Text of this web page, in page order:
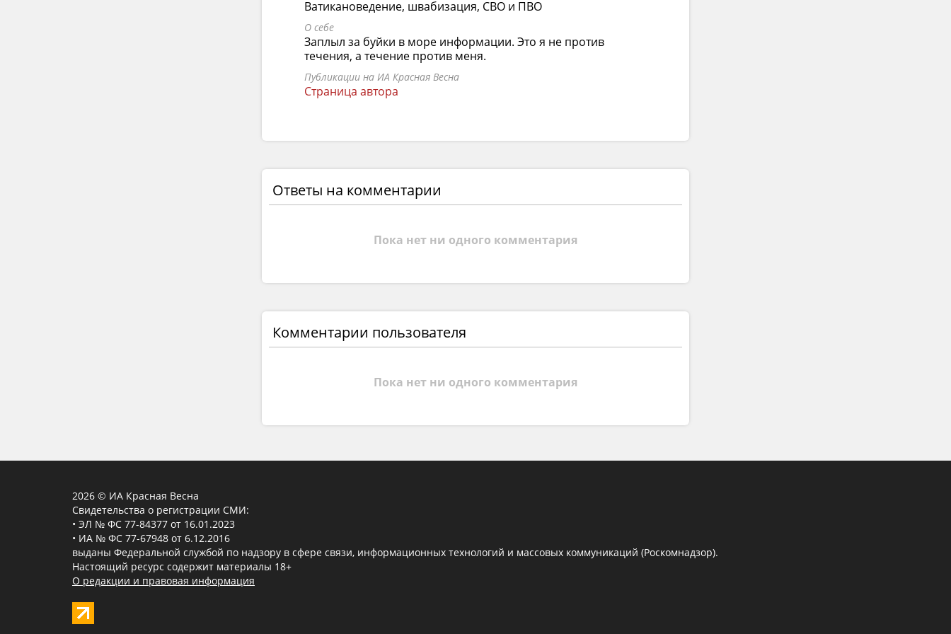
Ватикановедение, швабизация, СВО и ПВО
О себе
Заплыл за буйки в море информации. Это я не против
течения, а течение против меня.
Публикации на ИА Красная Весна
Страница автора
Ответы на комментарии
Пока нет ни одного комментария
Комментарии пользователя
Пока нет ни одного комментария
2026 © ИА Красная Весна
Свидетельства о регистрации СМИ:
• ЭЛ № ФС 77-84377 от 16.01.2023
• ИА № ФС 77-67948 от 6.12.2016
выданы Федеральной службой по надзору в сфере связи, информационных технологий и массовых коммуникаций (Роскомнадзор).
Настоящий ресурс содержит материалы 18+
О редакции и правовая информация